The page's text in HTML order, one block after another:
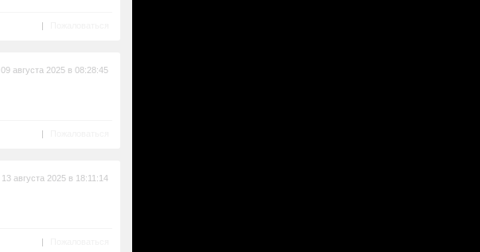
|
09 августа 2025 в 08:28:45
|
13 августа 2025 в 18:11:14
|